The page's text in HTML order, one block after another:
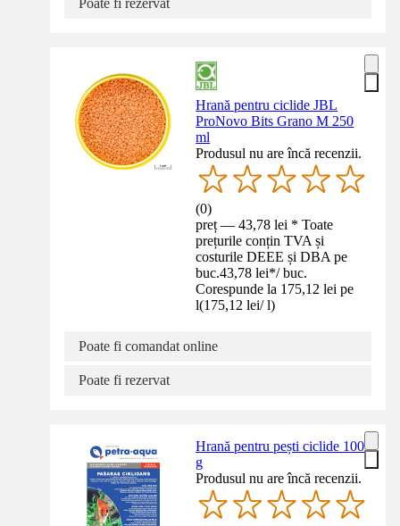
Hrană pentru ciclide JBL
ProNovo Bits Grano M 250
ml
Produsul nu are încă recenzii.
(0)
preț — 43,78 lei * Toate
prețurile conțin TVA și
costurile DEEE și DBA pe
buc.43,78 lei*/ buc.
Corespunde la 175,12 lei pe
l(175,12 lei/ l)
Poate fi comandat online
Poate fi rezervat
Hrană pentru pești ciclide 100
g
Produsul nu are încă recenzii.